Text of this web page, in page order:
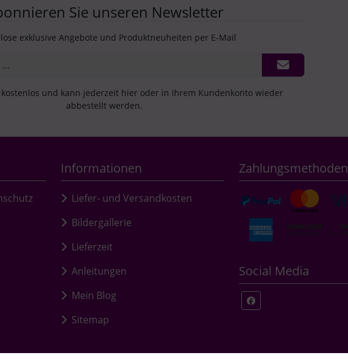
Sie unseren Newsletter
exklusive Angebote und Produktneuheiten per E-Mail
und kann jederzeit hier oder in Ihrem Kundenkonto wieder
abbestellt werden.
Informationen
Liefer- und Versandkosten
Bildergallerie
Lieferzeit
Anleitungen
Mein Blog
Sitemap
Zahlungsmethoden
Social Media